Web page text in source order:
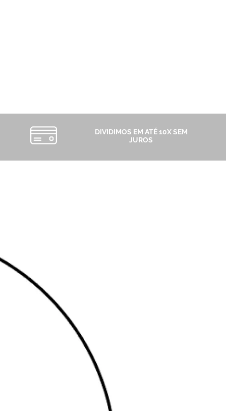
DIVIDIMOS EM ATÉ 10X SEM
JUROS